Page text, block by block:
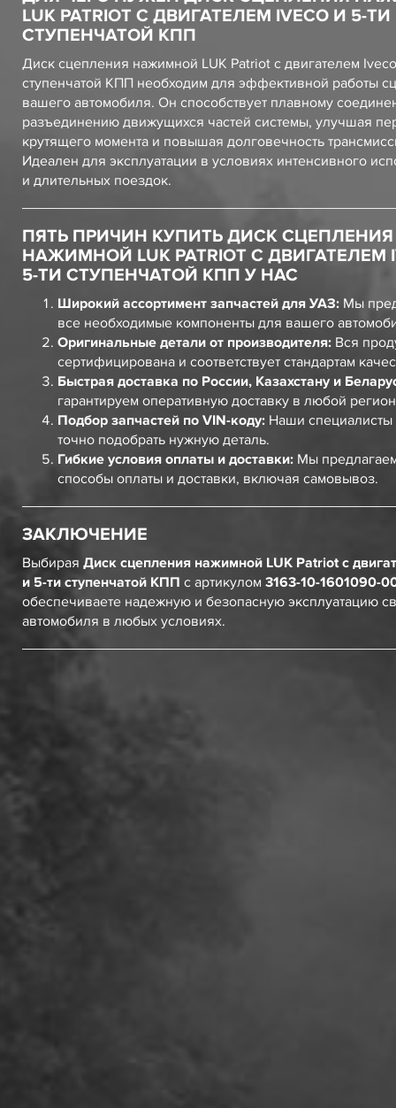
LUK PATRIOT С ДВИГАТЕЛЕМ IVECO И 5-ТИ
СТУПЕНЧАТОЙ КПП
Диск сцепления нажимной LUK Patriot с двигателем
ступенчатой КПП необходим для эффективной работы
вашего автомобиля. Он способствует плавному
разъединению движущихся частей системы, улучшая
крутящего момента и повышая долговечность
Идеален для эксплуатации в условиях интенсивного
и длительных поездок.
ПЯТЬ ПРИЧИН КУПИТЬ ДИСК СЦЕПЛЕНИЯ
НАЖИМНОЙ LUK PATRIOT С ДВИГАТЕЛЕМ
5-ТИ СТУПЕНЧАТОЙ КПП У НАС
Широкий ассортимент запчастей для УАЗ: Мы
все необходимые компоненты для вашего
Оригинальные детали от производителя: Вся
сертифицирована и соответствует стандартам
Быстрая доставка по России, Казахстану и
гарантируем оперативную доставку в любой
Подбор запчастей по VIN-коду: Наши специалисты
точно подобрать нужную деталь.
Гибкие условия оплаты и доставки: Мы
способы оплаты и доставки, включая самовывоз.
ЗАКЛЮЧЕНИЕ
Выбирая Диск сцепления нажимной LUK Patriot с
и 5-ти ступенчатой КПП с артикулом 3163-10-1601090-
обеспечиваете надежную и безопасную эксплуатацию
автомобиля в любых условиях.